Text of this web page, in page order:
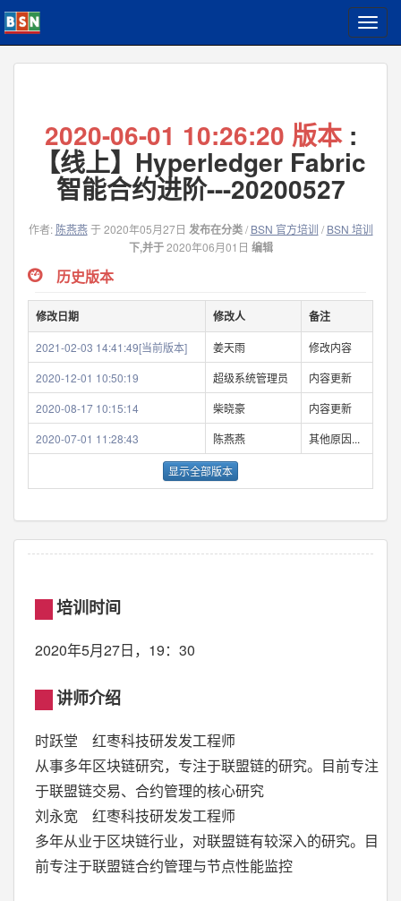
T
o
g
a
t
2020-06-01 10:26:20 版本 :
【线上】Hyperledger Fabric
智能合约进阶---20200527
作者: 陈燕燕于 2020年05月27日 发布在分类/ BSN 官方培训 / BSN 培训
下,并于2020年06月01日 编辑
历史版本
修改日期 修改人 备注
2021-02-03 14:41:49[当前版本] 姜天雨
修改内容
2020-12-01 10:50:19
超级系统管理员
内容更新
2020-08-17 10:15:14
柴晓豪
内容更新
2020-07-01 11:28:43
陈燕燕 其他原因...
显示全部版本
培训时间
2020年5月27日，19：30
讲师介绍
时跃堂 红枣科技研发发工程师
从事多年区块链研究，专注于联盟链的研究。目前专注
于联盟链交易、合约管理的核心研究
刘永宽 红枣科技研发发工程师
多年从业于区块链行业，对联盟链有较深入的研究。目
前专注于联盟链合约管理与节点性能监控